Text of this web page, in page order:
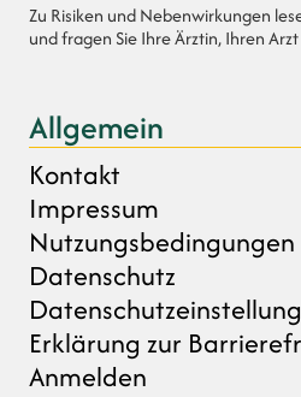
Zu Risiken und Nebenwirkungen
und fragen Sie Ihre Ärztin, Ihren
Allgemein
Kontakt
Impressum
Nutzungsbedingungen
Datenschutz
Erklärung zur
Anmelden